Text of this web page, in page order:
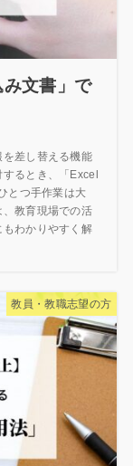
文書」で
を差し替える機能
るとき、「Excel
とつ手作業は大
教育現場での活
もわかりやすく解
教員・教職志望の方